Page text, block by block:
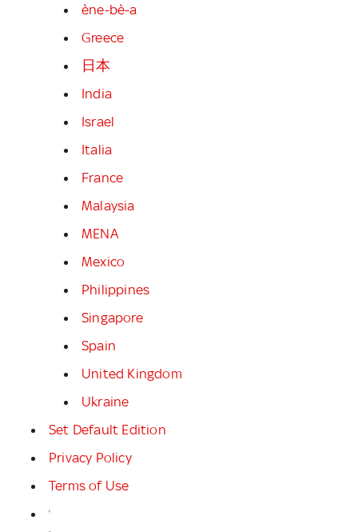
ène-bè-a
Greece
日本
India
Israel
Italia
France
Malaysia
MENA
Mexico
Philippines
Singapore
Spain
United Kingdom
Ukraine
Set Default Edition
Privacy Policy
Terms of Use